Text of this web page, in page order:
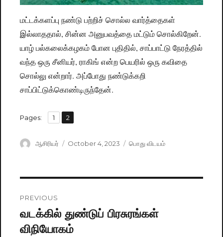
மட்டக்களப்பு நண்டு பற்றிச் சொல்ல வார்த்தைகள்
இல்லாததால், சின்ன அனுபவத்தை மட்டும் சொல்கிறேன்.
யாழ் பல்கலைக்கழகம் போன புதிதில், சாப்பாட்டு நேரத்தில்
வந்த ஒரு சீனியர், ராகிங் என்ற பெயரில் ஒரு கவிதை
சொல்லு என்றார். அப்போது நண்டுக்கறி
சாப்பிட்டுக்கொண்டிருந்தேன்.
Pages: Page
1 ,
Page
2
Author
ஆசிரியர்
Posted
October 4, 2023 Categories
பொது விடயம்
navigation
PREVIOUS
Previous
post:
வடக்கில் துண்டுப் பிரசுரங்கள்
விநியோகம்